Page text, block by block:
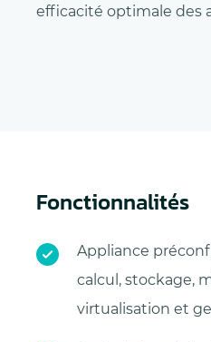
efficacité optimale des
Fonctionnalités
Appliance
calcul, stockage,
virtualisation et